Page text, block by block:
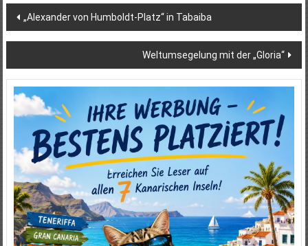
Beitragsnavigation
„Alexander von Humboldt-Platz“ in Tabaiba
Weltumsegelung mit der „Gloria“